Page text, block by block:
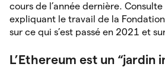
cours de l’année dernière.
expliquant le travail de la
sur ce qui s’est passé en 2021 et
L’Ethereum est un “jardin